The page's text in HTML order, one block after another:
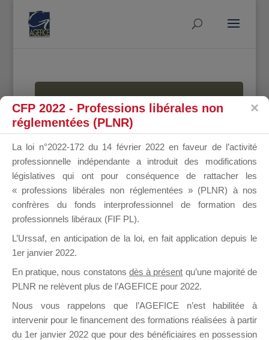
MALLETTE
DU
DIRIGEANT
Groupe Public
il y a un mois
CFP 2022 - Professions libérales non
réglementées (PLNR)
La loi n°2022-172 du 14 février 2022 en faveur de l’activité
professionnelle indépendante a introduit des modifications
législatives qui ont pour conséquence de rattacher les
« professions libérales non réglementées » (PLNR) à nos
confrères du fonds interprofessionnel de formation des
professionnels libéraux (FIF PL).
L’Urssaf, en anticipation de la loi, en fait application depuis le
1er janvier 2022.
En pratique, nous constatons dès à présent qu’une majorité de
PLNR ne relèvent plus de l’AGEFICE pour 2022.
Nous vous rappelons que l’AGEFICE n’est habilitée à
intervenir pour le financement des formations réalisées à partir
du 1er janvier 2022 que pour des bénéficiaires en possession